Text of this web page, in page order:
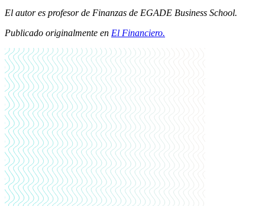
El autor es profesor de Finanzas de EGADE Business School.
Publicado originalmente en El Financiero.